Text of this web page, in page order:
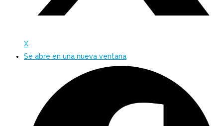
X
Se abre en una nueva ventana